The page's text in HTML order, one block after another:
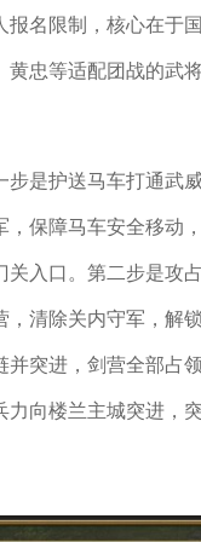
名限制，核心在于
忠等适配团战的武
是护送马车打通武
保障马车安全移动
入口。第二步是攻
清除关内守军，解
突进，剑营全部占
向楼兰主城突进，